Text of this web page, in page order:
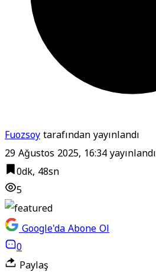
Fuozsoytarafından yayınlandı
29 Ağustos 2025, 16:34yayınlandı
0dk, 48sn
5
Google'da Abone Ol
0
Paylaş